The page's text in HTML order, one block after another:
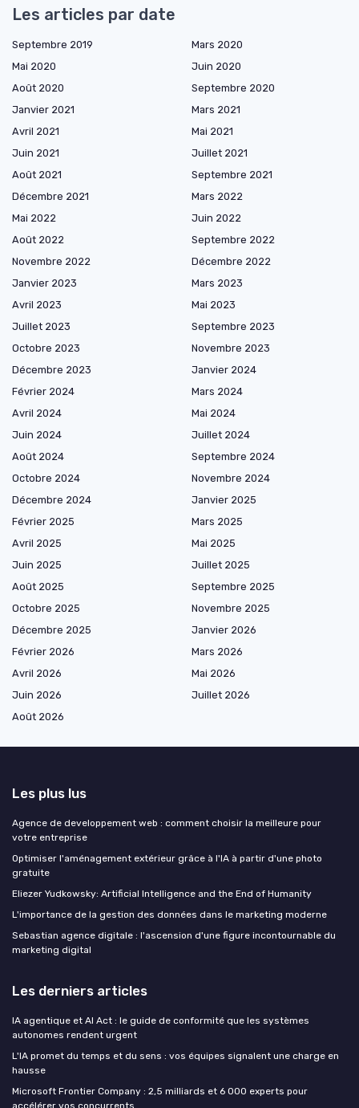
Les articles par date
Septembre 2019
Mars 2020
Mai 2020
Juin 2020
Août 2020
Septembre 2020
Janvier 2021
Mars 2021
Avril 2021
Mai 2021
Juin 2021
Juillet 2021
Août 2021
Septembre 2021
Décembre 2021
Mars 2022
Mai 2022
Juin 2022
Août 2022
Septembre 2022
Novembre 2022
Décembre 2022
Janvier 2023
Mars 2023
Avril 2023
Mai 2023
Juillet 2023
Septembre 2023
Octobre 2023
Novembre 2023
Décembre 2023
Janvier 2024
Février 2024
Mars 2024
Avril 2024
Mai 2024
Juin 2024
Juillet 2024
Août 2024
Septembre 2024
Octobre 2024
Novembre 2024
Décembre 2024
Janvier 2025
Février 2025
Mars 2025
Avril 2025
Mai 2025
Juin 2025
Juillet 2025
Août 2025
Septembre 2025
Octobre 2025
Novembre 2025
Décembre 2025
Janvier 2026
Février 2026
Mars 2026
Avril 2026
Mai 2026
Juin 2026
Juillet 2026
Août 2026
Les plus lus
Agence de developpement web : comment choisir la meilleure pour
votre entreprise
Optimiser l'aménagement extérieur grâce à l'IA à partir d'une photo
gratuite
Eliezer Yudkowsky: Artificial Intelligence and the End of Humanity
L'importance de la gestion des données dans le marketing moderne
Sebastian agence digitale : l'ascension d'une figure incontournable du
marketing digital
Les derniers articles
IA agentique et AI Act : le guide de conformité que les systèmes
autonomes rendent urgent
L'IA promet du temps et du sens : vos équipes signalent une charge en
hausse
Microsoft Frontier Company : 2,5 milliards et 6 000 experts pour
accélérer vos concurrents